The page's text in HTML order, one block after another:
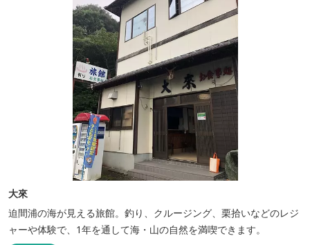
大來
迫間浦の海が見える旅館。釣り、クルージング、栗拾いなどのレジ
ャーや体験で、1年を通して海・山の自然を満喫できます。